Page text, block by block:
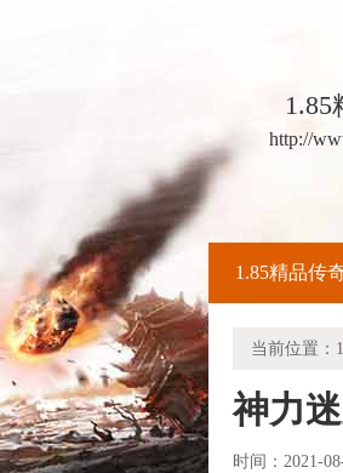
1.85
http://
1.85精品传
当前位置：
神力
时间：2021-